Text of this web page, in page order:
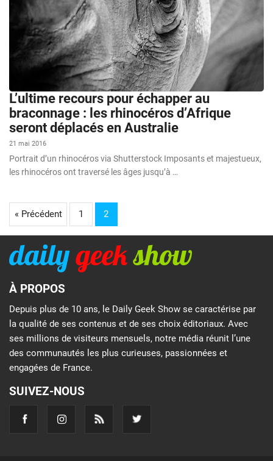
L’ultime recours pour échapper au
braconnage : les rhinocéros d’Afrique
seront déplacés en Australie
21 mai 2016
Portrait d’un rhinocéros via Shutterstock Imposants et majestueux,
les rhinocéros ont traversé les âges jusqu’à …
« Précédent 1 2
À PROPOS
Depuis plus de 10 ans, le Daily Geek Show se caractérise par
la qualité de ses contenus et de ses choix éditoriaux. Avec
ses millions de visiteurs mensuels, notre média réunit l’une
des communautés les plus curieuses, passionnées et
engagées de France.
SUIVEZ-NOUS